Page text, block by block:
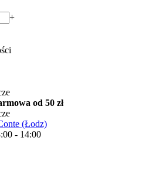
+
od 50 zł
(Łodz)
- 14:00